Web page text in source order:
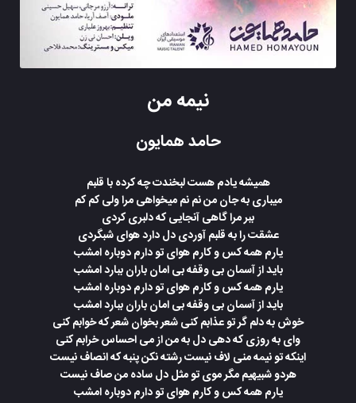
نیمه من
حامد همایون
همیشه یادم هست لبخندت چه کرده با قلبم
میباری به جان من نم نم میخواهی مرا ولی کم کم
ببر مرا گاهی آنجایی که دلبری کردی
عشقت را به قلبم آوردی دل دارد هوای شبگردی
یارم همه کس و کارم هوای تو دارم دوباره امشب
باید از آسمان بی وقفه بی امان باران ببارد امشب
یارم همه کس و کارم هوای تو دارم دوباره امشب
باید از آسمان بی وقفه بی امان باران ببارد امشب
خوش به دلم گر تو عذابم کنی شعر بخوان شعر که خوابم کنی
وای به روزی که دهی دل به من از می احساس خرابم کنی
اینکه تو نیمه منی لاف نیست رشته نکن پنبه که انصاف نیست
هردو شبیهیم مگر موی تو مثل دل ساده من صاف نیست
یارم همه کس و کارم هوای تو دارم دوباره امشب